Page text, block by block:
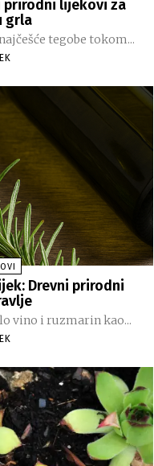
prirodni lijekovi za
grla
tegobe tokom...
Drevni prirodni
vino i ruzmarin kao...